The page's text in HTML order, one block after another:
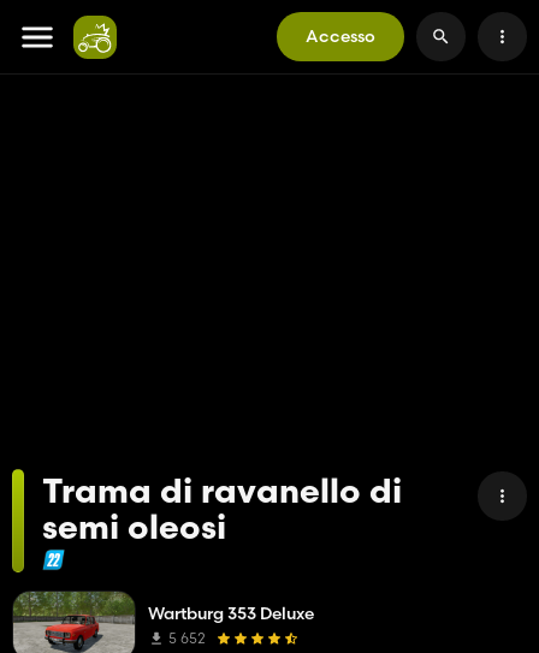
Accesso
Trama di ravanello di
semi oleosi
Wartburg 353 Deluxe
5 652